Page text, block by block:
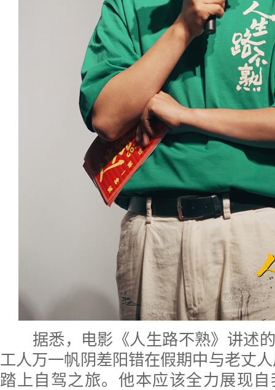
据悉，电影《人生路不熟》讲述的
工人万一帆阴差阳错在假期中与老丈
踏上自驾之旅。他本应该全力展现